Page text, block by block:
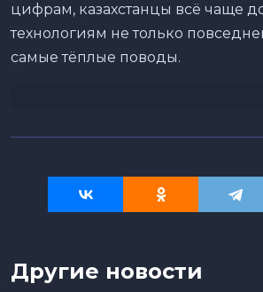
цифрам, казахстанцы всё чаще
технологиям не только
самые тёплые поводы.
Другие новости